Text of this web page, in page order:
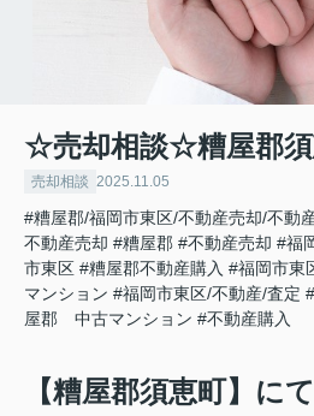
☆売却相談☆糟屋郡
売却相談 2025.11.05
#糟屋郡/福岡市東区/不動産売却/不動
不動産売却 #糟屋郡 #不動産売却 #福
市東区 #糟屋郡不動産購入 #福岡市東
マンション #福岡市東区/不動産/査定
屋郡 中古マンション #不動産購入
【糟屋郡須恵町】に